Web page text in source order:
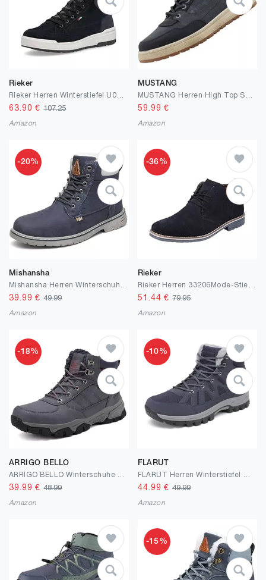
Rieker
63.90 €107.25
Amazon
MUSTANG
59.99 €
Amazon
-20%
Mishansha
39.99 €49.99
Amazon
-36%
Rieker
51.44 € 79.95
Amazon
-18%
ARRIGO BELLO
39.99 €48.99
Amazon
-10%
FLARUT
44.99 € 49.99
Amazon
-15%